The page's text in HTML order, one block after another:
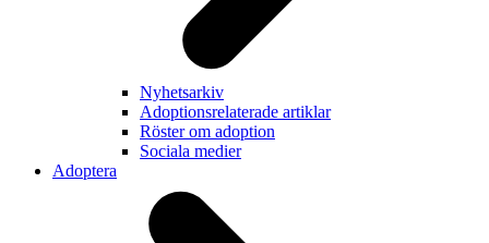
Nyhetsarkiv
Adoptionsrelaterade artiklar
Röster om adoption
Sociala medier
Adoptera